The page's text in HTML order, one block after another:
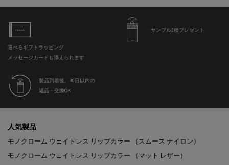
選べるギフトラッピング
メッセージカードも添えられます
サンプル2種プレゼント
製品到着後、30日以内の
返品・交換OK
人気製品
モノクローム ウェイトレス リップカラー （スムース ナイロン）
モノクローム ウェイトレス リップカラー （マット レザー）